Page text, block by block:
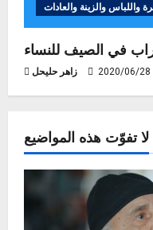
واللباس والزينة والعادات
في الصيف للنساء
زاهر حليحل 2020/06/28
لا تفوّت هذه المواضيع